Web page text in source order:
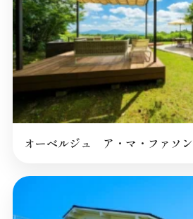
オーベルジュ ア・マ・ファソン